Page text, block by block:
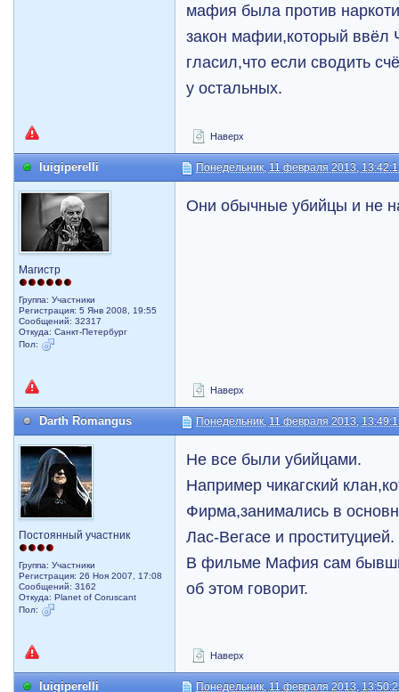
мафия была против
закон мафии,который ввёл
гласил,что если сводить
у остальных.
Наверх
luigiperelli Понедельник, 11 февраля 2013,
Магистр
Группа: Участники
Регистрация: 5 Янв 2008, 19:55
Сообщений: 32317
Откуда: Санкт-Петербург
Пол:
Они обычные убийцы и не
Наверх
Darth Romangus Понедельник, 11 февраля 2013,
Постоянный участник
Группа: Участники
Регистрация: 26 Ноя 2007, 17:08
Сообщений: 3162
Откуда: Planet of Coruscant
Пол:
Не все были убийцами.
Например чикагский
Фирма,занимались в
Лас-Вегасе и проституцией.
В фильме Мафия сам
об этом говорит.
Наверх
luigiperelli Понедельник, 11 февраля 2013,